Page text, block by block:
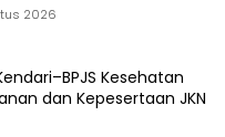
2026
Kesehatan
dan Kepesertaan JKN